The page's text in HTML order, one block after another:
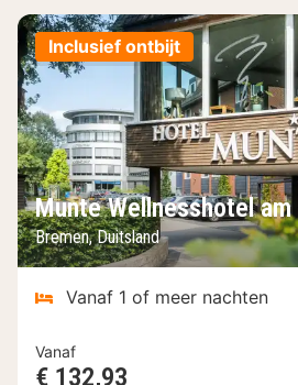
Inclusief ontbijt
Munte Wellnesshotel
Bremen, Duitsland
Vanaf 1 of meer nachten
Vanaf
€ 132,93